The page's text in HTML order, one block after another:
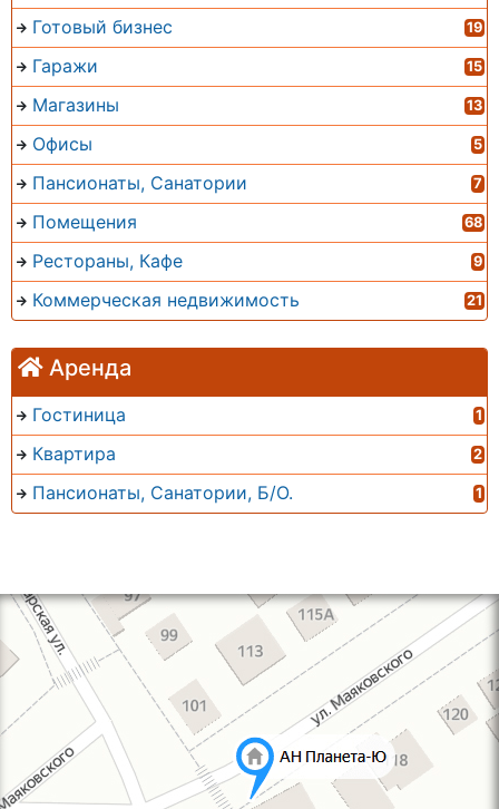
Готовый бизнес 19
Гаражи 15
Магазины 13
Офисы 5
Пансионаты, Санатории 7
Помещения 68
Рестораны, Кафе 9
Коммерческая недвижимость 21
Аренда
Гостиница 1
Квартира 2
Пансионаты, Санатории, Б/О. 1